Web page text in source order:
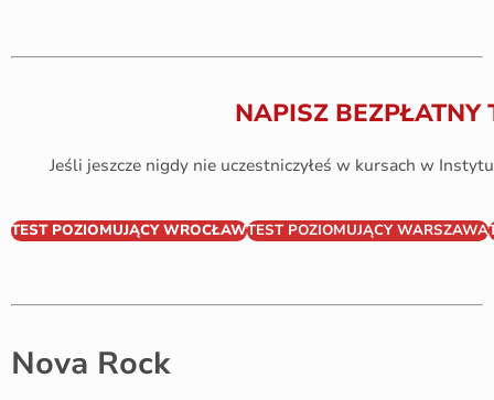
NAPISZ BEZPŁATNY
Jeśli jeszcze nigdy nie uczestniczyłeś w kursach w
TEST POZIOMUJĄCY WROCŁAWTEST POZIOMUJĄCY WARSZAWA
Nova Rock